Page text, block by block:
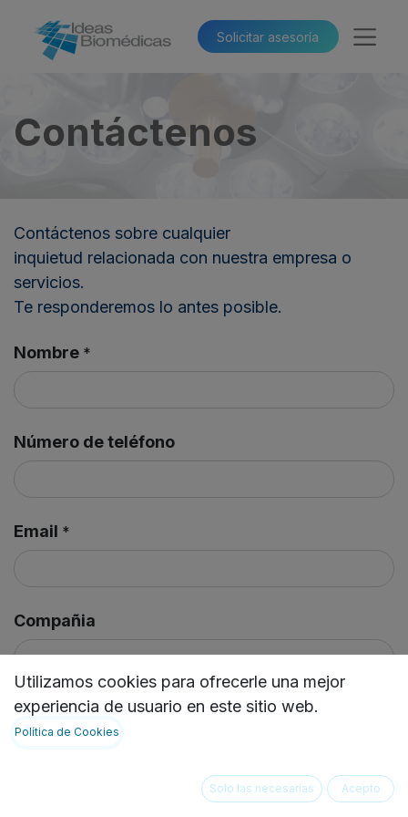
Solicitar asesoría​​
Contáctenos
Contáctenos sobre cualquier
inquietud relacionada con nuestra empresa o
servicios.
Te responderemos lo antes posible.
Nombre *
Número de teléfono
Email *
Compañia
Asunto *
Utilizamos cookies para ofrecerle una mejor
experiencia de usuario en este sitio web.
Política de Cookies
Solo las necesarias Acepto